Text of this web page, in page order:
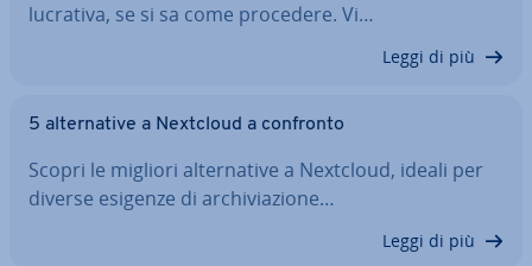
lucrativa, se si sa come procedere. Vi…
Leggi di più
5 al­ter­na­ti­ve a Nextcloud a confronto
Scopri le migliori al­ter­na­ti­ve a Nextcloud, ideali per
diverse esigenze di ar­chi­via­zio­ne…
Leggi di più